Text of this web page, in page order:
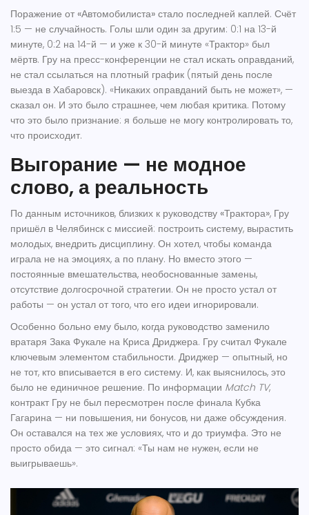
Поражение от «Автомобилиста» стало последней каплей. Счёт
1:5 — не случайность. Голы шли один за другим: 0:1 на 13-й
минуте, 0:2 на 14-й — и уже к 30-й минуте «Трактор» был
мёртв. Гру на пресс-конференции не стал искать оправданий,
не стал ссылаться на плотный график (пятый день после
выезда в Хабаровск). «Никаких оправданий быть не может», —
сказал он. И это было страшнее, чем любая критика. Потому
что это было признание: я больше не могу контролировать то,
что происходит.
Выгорание — не модное
слово, а реальность
По данным источников, близких к руководству «Трактора», Гру
пришёл в Челябинск с миссией: построить систему, вырастить
молодых, внедрить дисциплину. Он хотел, чтобы команда
играла не на эмоциях, а по плану. Но вместо этого —
постоянные вмешательства, необоснованные замены,
отсутствие долгосрочной стратегии. Он не просто устал от
работы — он устал от того, что его идеи игнорировали.
Особенно больно ему было, когда руководство заменило
вратаря Зака Фукале на Криса Дриджера. Гру считал Фукале
ключевым элементом стабильности. Дриджер — опытный, но
не тот, кто вписывается в его систему. И, как выяснилось, это
было не единичное решение. По информации Match TV,
контракт Гру не был пересмотрен после финала Кубка
Гагарина — ни повышения, ни бонусов, ни даже обсуждения.
Он оставался на тех же условиях, что и до триумфа. Это не
просто обида — это сигнал: «Ты нам не нужен, если не
выигрываешь».